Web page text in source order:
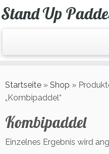
Zum
Inhalt
Stand Up
Startseite » Shop »
„Kombipaddel“
Kombipaddel
Einzelnes Ergebnis wird